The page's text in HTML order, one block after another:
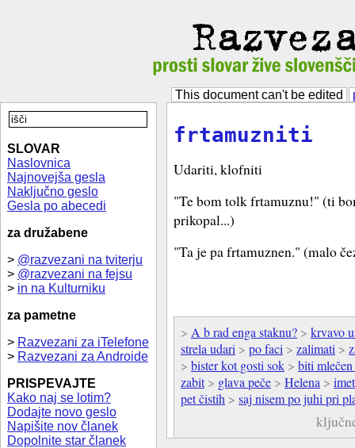
This document can't be edited
SLOVAR
Naslovnica
Najnovejša gesla
Naključno geslo
Gesla po abecedi
za družabene
> @razvezani na tviterju
> @razvezani na fejsu
> in na Kulturniku
za pametne
> Razvezani za iTelefone
> Razvezani za Androide
PRISPEVAJTE
Kako naj se lotim?
Dodajte novo geslo
Napišite nov članek
Dopolnite star članek
frtamuzniti
Udariti, klofniti
"Te bom tolk frtamuznu!" (ti
prikopal...)
"Ta je pa frtamuznen." (malo
> A b rad enga staknu? > krvavo
strela udari > po faci > zalimati >
> bister kot gosti sok > biti
zabit> glava peče > Helena >
pet čistih > saj nisem po juhi pri